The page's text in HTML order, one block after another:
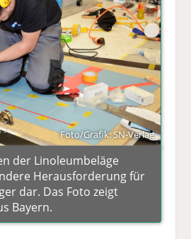
Foto/Grafik: SN-Verlag
der Linoleumbeläge
Herausforderung für
dar. Das Foto zeigt
Bayern.